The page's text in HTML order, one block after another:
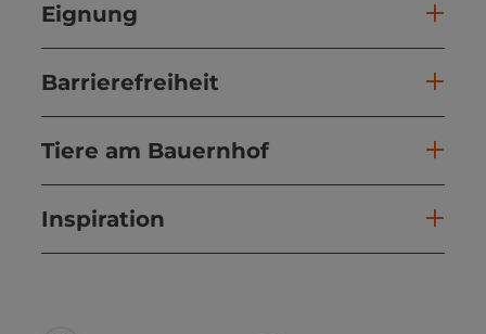
Eignung
Barrierefreiheit
Tiere am Bauernhof
Inspiration